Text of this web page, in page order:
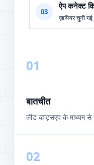
03
ऐप कनेक्ट
ज़ापियर चुनी
01
बातचीत
लीड व्हाट्सएप के माध्यम से
02